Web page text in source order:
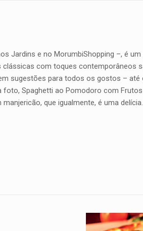
Jardins e no MorumbiShopping –, é
com toques contemporâneos
sugestões para todos os gostos –
foto, Spaghetti ao Pomodoro com
que igualmente, é uma delícia.